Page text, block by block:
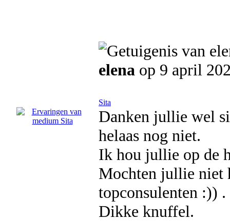
elena op 9 april
Sita
Danken jullie wel
helaas nog niet.
Ik hou jullie op de
Mochten jullie niet
topconsulenten :)) .
Dikke knuffel.